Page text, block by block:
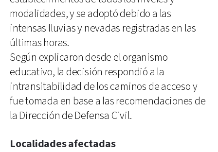
modalidades, y se adoptó debido a las
intensas lluvias y nevadas registradas en las
últimas horas.
Según explicaron desde el organismo
educativo, la decisión respondió a la
intransitabilidad de los caminos de acceso y
fue tomada en base a las recomendaciones de
la Dirección de Defensa Civil.
Localidades afectadas